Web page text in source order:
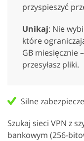
przyspieszyć
Unikaj: Nie
które
GB miesięcznie
przesyłasz pliki.
Silne
Szukaj sieci VPN z
bankowym (256-